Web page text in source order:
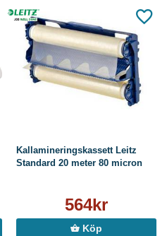
Kallamineringskassett Leitz
Standard 20 meter 80 micron
564kr
Köp